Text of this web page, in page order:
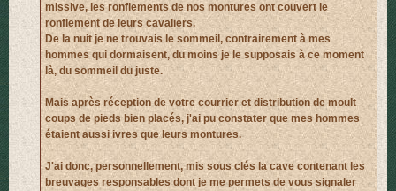
missive, les ronflements de nos montures ont couvert le
ronflement de leurs cavaliers.
De la nuit je ne trouvais le sommeil, contrairement à mes
hommes qui dormaisent, du moins je le supposais à ce moment
là, du sommeil du juste.
Mais après réception de votre courrier et distribution de moult
coups de pieds bien placés, j'ai pu constater que mes hommes
étaient aussi ivres que leurs montures.
J'ai donc, personnellement, mis sous clés la cave contenant les
breuvages responsables dont je me permets de vous signaler